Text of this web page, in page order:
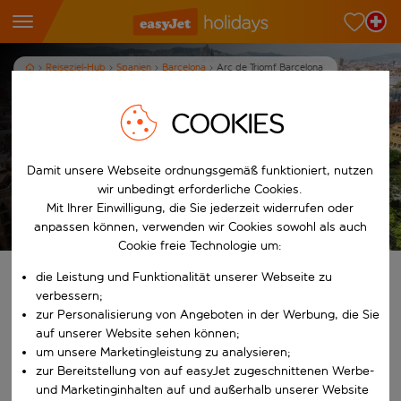
Reiseziel-Hub Spanien Barcelona Arc de Triomf Barcelona
Ferien in Arc de Triomf
Barcelona
Ferien anzeigen
Nächtep.P. ab
Es gelten die AGB
Finde deine perfekten Ferien
Beginne mit der Eingabe für die automatische
Nach
COOKIES
Damit unsere Webseite ordnungsgemäß funktioniert, nutzen
wir unbedingt erforderliche Cookies.
Mit Ihrer Einwilligung, die Sie jederzeit widerrufen oder
anpassen können, verwenden wir Cookies sowohl als auch
Cookie freie Technologie um:
die Leistung und Funktionalität unserer Webseite zu
verbessern;
zur Personalisierung von Angeboten in der Werbung, die Sie
auf unserer Website sehen können;
um unsere Marketingleistung zu analysieren;
zur Bereitstellung von auf easyJet zugeschnittenen Werbe-
und Marketinginhalten auf und außerhalb unserer Website